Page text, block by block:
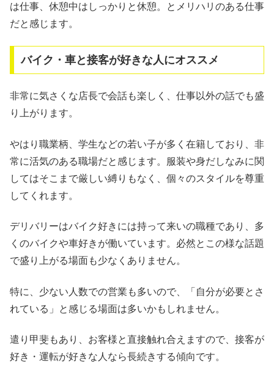
は仕事、休憩中はしっかりと休憩。とメリハリのある仕事
だと感じます。
バイク・車と接客が好きな人にオススメ
非常に気さくな店長で会話も楽しく、仕事以外の話でも盛
り上がります。
やはり職業柄、学生などの若い子が多く在籍しており、非
常に活気のある職場だと感じます。服装や身だしなみに関
してはそこまで厳しい縛りもなく、個々のスタイルを尊重
してくれます。
デリバリーはバイク好きには持って来いの職種であり、多
くのバイクや車好きが働いています。必然とこの様な話題
で盛り上がる場面も少なくありません。
特に、少ない人数での営業も多いので、「自分が必要とさ
れている」と感じる場面は多いかもしれません。
遣り甲斐もあり、お客様と直接触れ合えますので、接客が
好き・運転が好きな人なら長続きする傾向です。